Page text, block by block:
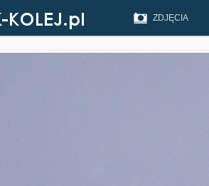
ZDJĘCIA